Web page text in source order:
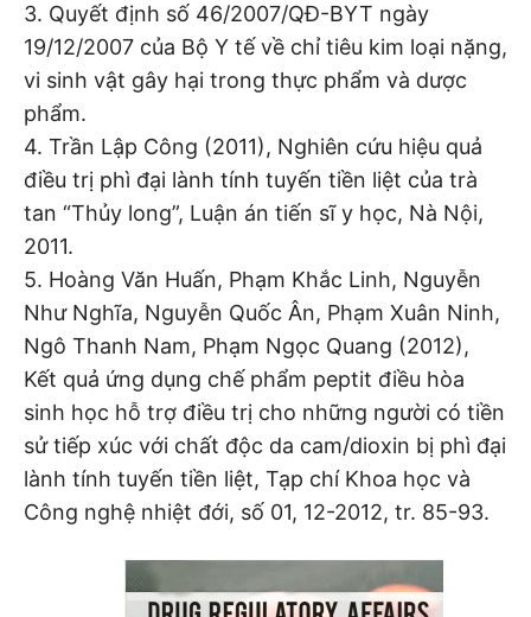
3. Quyết định số 46/2007/QĐ-BYT ngày
19/12/2007 của Bộ Y tế về chỉ tiêu kim loại nặng,
vi sinh vật gây hại trong thực phẩm và dược
phẩm.
4. Trần Lập Công (2011), Nghiên cứu hiệu quả
điều trị phì đại lành tính tuyến tiền liệt của trà
tan “Thủy long”, Luận án tiến sĩ y học, Nà Nội,
2011.
5. Hoàng Văn Huấn, Phạm Khắc Linh, Nguyễn
Như Nghĩa, Nguyễn Quốc Ân, Phạm Xuân Ninh,
Ngô Thanh Nam, Phạm Ngọc Quang (2012),
Kết quả ứng dụng chế phẩm peptit điều hòa
sinh học hỗ trợ điều trị cho những người có tiền
sử tiếp xúc với chất độc da cam/dioxin bị phì đại
lành tính tuyến tiền liệt, Tạp chí Khoa học và
Công nghệ nhiệt đới, số 01, 12-2012, tr. 85-93.